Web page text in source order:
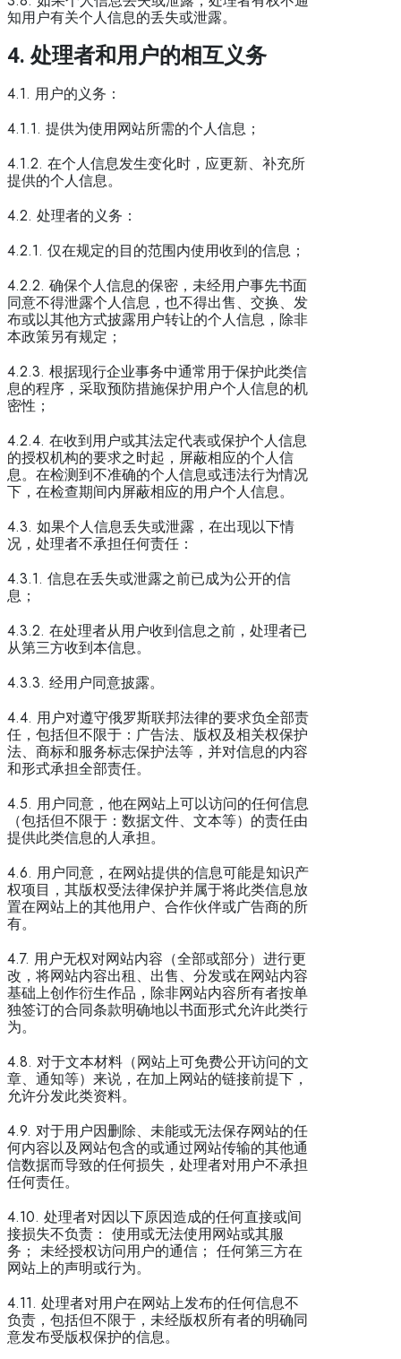
知用户有关个人信息的丢失或泄露。
4. 处理者和用户的相互义务
4.1. 用户的义务：
4.1.1. 提供为使用网站所需的个人信息；
4.1.2. 在个人信息发生变化时，应更新、补充所
提供的个人信息。
4.2. 处理者的义务：
4.2.1. 仅在规定的目的范围内使用收到的信息；
4.2.2. 确保个人信息的保密，未经用户事先书面
同意不得泄露个人信息，也不得出售、交换、发
布或以其他方式披露用户转让的个人信息，除非
本政策另有规定；
4.2.3. 根据现行企业事务中通常用于保护此类信
息的程序，采取预防措施保护用户个人信息的机
密性；
4.2.4. 在收到用户或其法定代表或保护个人信息
的授权机构的要求之时起，屏蔽相应的个人信
息。在检测到不准确的个人信息或违法行为情况
下，在检查期间内屏蔽相应的用户个人信息。
4.3. 如果个人信息丢失或泄露，在出现以下情
况，处理者不承担任何责任：
4.3.1. 信息在丢失或泄露之前已成为公开的信
息；
4.3.2. 在处理者从用户收到信息之前，处理者已
从第三方收到本信息。
4.3.3. 经用户同意披露。
4.4. 用户对遵守俄罗斯联邦法律的要求负全部责
任，包括但不限于：广告法、版权及相关权保护
法、商标和服务标志保护法等，并对信息的内容
和形式承担全部责任。
4.5. 用户同意，他在网站上可以访问的任何信息
（包括但不限于：数据文件、文本等）的责任由
提供此类信息的人承担。
4.6. 用户同意，在网站提供的信息可能是知识产
权项目，其版权受法律保护并属于将此类信息放
置在网站上的其他用户、合作伙伴或广告商的所
有。
4.7. 用户无权对网站内容（全部或部分）进行更
改，将网站内容出租、出售、分发或在网站内容
基础上创作衍生作品，除非网站内容所有者按单
独签订的合同条款明确地以书面形式允许此类行
为。
4.8. 对于文本材料（网站上可免费公开访问的文
章、通知等）来说，在加上网站的链接前提下，
允许分发此类资料。
4.9. 对于用户因删除、未能或无法保存网站的任
何内容以及网站包含的或通过网站传输的其他通
信数据而导致的任何损失，处理者对用户不承担
任何责任。
4.10. 处理者对因以下原因造成的任何直接或间
接损失不负责： 使用或无法使用网站或其服
务； 未经授权访问用户的通信； 任何第三方在
网站上的声明或行为。
4.11. 处理者对用户在网站上发布的任何信息不
负责，包括但不限于，未经版权所有者的明确同
意发布受版权保护的信息。